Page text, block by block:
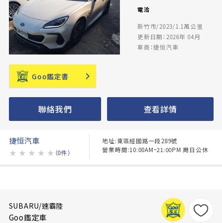
電洽
新竹市/2023/1.1萬公里
更新日期：2026年 04月
車商：捷恒汽車
Goo鑑定書
聯絡我們 查看詳情
捷恒汽車
★ ★ ★ ★ ★ （0件）
地址:東區經國路一段289號
營業時間:10:00AM~21:00PM 周日公休
SUBARU/速霸陸
Goo鑑定車